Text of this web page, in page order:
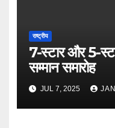
राष्ट्रीय
7-स्टार और 5-
सम्मान समारोह
JUL 7, 2025